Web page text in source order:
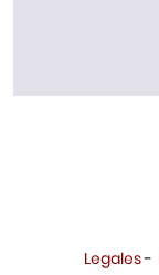
Legales-